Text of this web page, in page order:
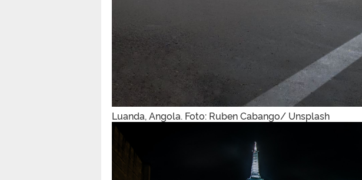
Luanda, Angola. Foto: Ruben Cabango/ Unsplash